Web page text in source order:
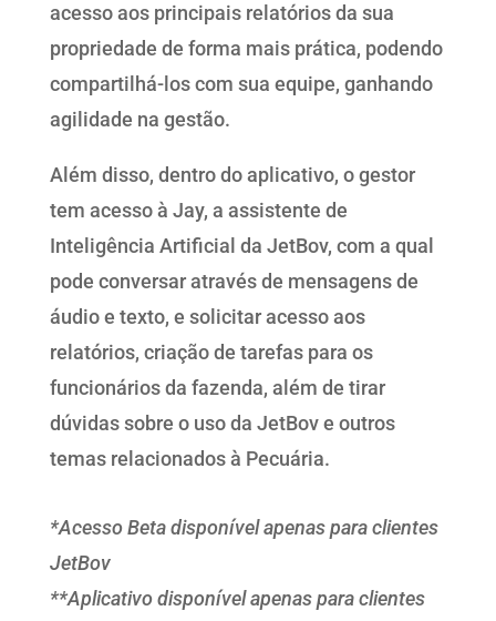
acesso aos principais relatórios da sua
propriedade de forma mais prática, podendo
compartilhá-los com sua equipe, ganhando
agilidade na gestão.
Além disso, dentro do aplicativo, o gestor
tem acesso à Jay, a assistente de
Inteligência Artificial da JetBov, com a qual
pode conversar através de mensagens de
áudio e texto, e solicitar acesso aos
relatórios, criação de tarefas para os
funcionários da fazenda, além de tirar
dúvidas sobre o uso da JetBov e outros
temas relacionados à Pecuária.
*Acesso Beta disponível apenas para clientes
JetBov
**Aplicativo disponível apenas para clientes